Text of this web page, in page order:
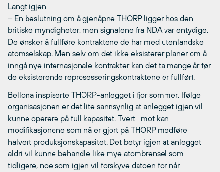
Langt igjen
– En beslutning om å gjenåpne THORP ligger hos den
britiske myndigheter, men signalene fra NDA var entydige.
De ønsker å fullføre kontraktene de har med utenlandske
atomselskap. Men selv om det ikke eksisterer planer om å
inngå nye internasjonale kontrakter kan det ta mange år før
de eksisterende reprosesseringskontraktene er fullført.
Bellona inspiserte THORP-anlegget i fjor sommer. Ifølge
organisasjonen er det lite sannsynlig at anlegget igjen vil
kunne operere på full kapasitet. Tvert i mot kan
modifikasjonene som nå er gjort på THORP medføre
halvert produksjonskapasitet. Det betyr igjen at anlegget
aldri vil kunne behandle like mye atombrensel som
tidligere, noe som igjen vil forskyve datoen for når